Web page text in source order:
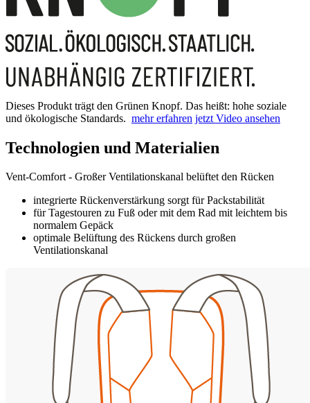
Dieses Produkt trägt den Grünen Knopf. Das heißt: hohe soziale
und ökologische Standards. mehr erfahren jetzt Video ansehen
Technologien und Materialien
Vent-Comfort - Großer Ventilationskanal belüftet den Rücken
integrierte Rückenverstärkung sorgt für Packstabilität
für Tagestouren zu Fuß oder mit dem Rad mit leichtem bis
normalem Gepäck
optimale Belüftung des Rückens durch großen
Ventilationskanal